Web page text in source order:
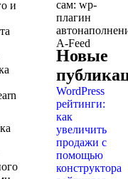
и
сам: wp-
плагин
A-Feed
Новые
WordPress
рейтинги:
как
увеличить
продажи с
помощью
конструктора